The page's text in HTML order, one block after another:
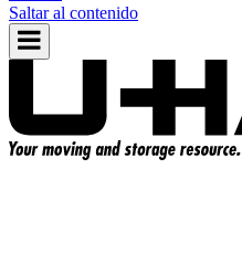
Saltar al contenido